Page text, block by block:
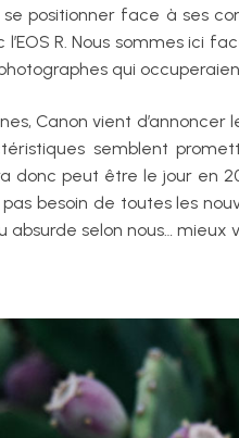
positionner face à ses
l’EOS R. Nous sommes
qui
Canon vient
semblent
peut être le jour en
besoin de toutes les
absurde selon nous…